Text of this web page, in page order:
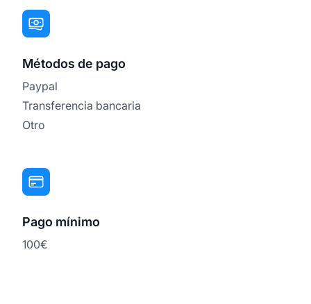
Métodos de pago
Paypal
Transferencia bancaria
Otro
Pago mínimo
100€